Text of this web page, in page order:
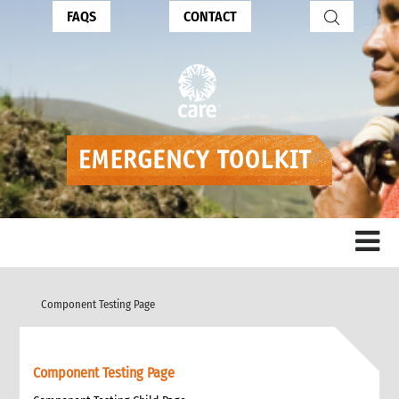
FAQS CONTACT
Component Testing Page
Component Testing Page